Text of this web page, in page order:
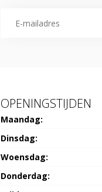
OPENINGSTIJDEN
Maandag:
Dinsdag:
Woensdag:
Donderdag: